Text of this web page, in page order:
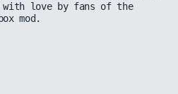
with love by fans of the
mod.